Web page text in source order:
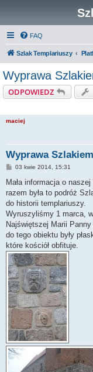
FAQ
Szlak Templariuszy
Wyprawa
ODPOWIEDZ
maciej
Wyprawa
P
s
03 kwie 2014, 15:31
Mała informacja o
razem była to podróż
do historii templariuszy.
Wyruszyliśmy 1 marca,
Najświętszej Marii
do tego obiektu były
które kościół obfituje.